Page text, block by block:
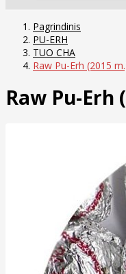
Pagrindinis
PU-ERH
TUO CHA
Raw Pu-Erh (2015
Raw Pu-Erh